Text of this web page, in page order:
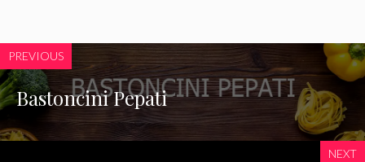
PREVIOUS
Bastoncini Pepati
NEXT